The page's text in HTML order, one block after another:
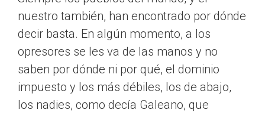
nuestro también, han encontrado por dónde
decir basta. En algún momento, a los
opresores se les va de las manos y no
saben por dónde ni por qué, el dominio
impuesto y los más débiles, los de abajo,
los nadies, como decía Galeano, que